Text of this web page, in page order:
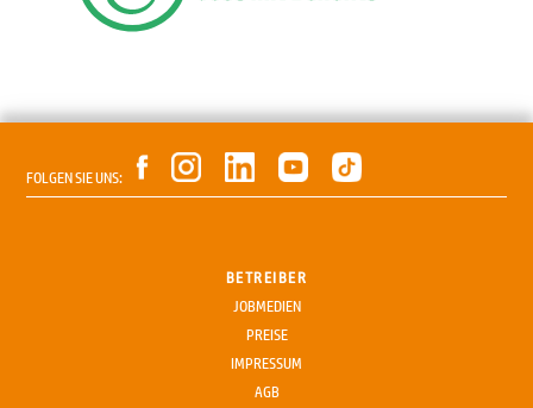
FOLGEN SIE UNS:
BETREIBER
JOBMEDIEN
PREISE
IMPRESSUM
AGB